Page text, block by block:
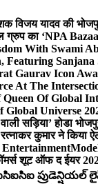
विजय यादव की
ग्रुप का ‘NPA
With Swami
Gaurav Icon
At The
Of Global
Global Universe
सड़िया’ होडा
कुमार ने किया
Entertainment
शूट ऑफ द ईयर
ప్రుడెన్షియల్